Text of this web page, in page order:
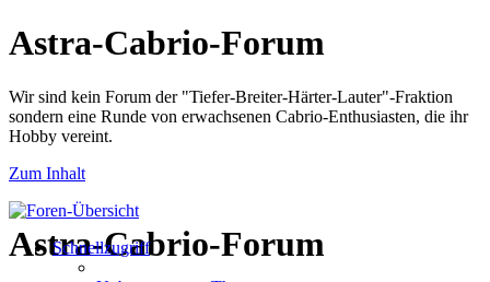
Astra-Cabrio-Forum
Wir sind kein Forum der "Tiefer-Breiter-Härter-Lauter"-Fraktion
sondern eine Runde von erwachsenen Cabrio-Enthusiasten, die ihr
Hobby vereint.
Zum Inhalt
Astra-Cabrio-Forum
Schnellzugriff